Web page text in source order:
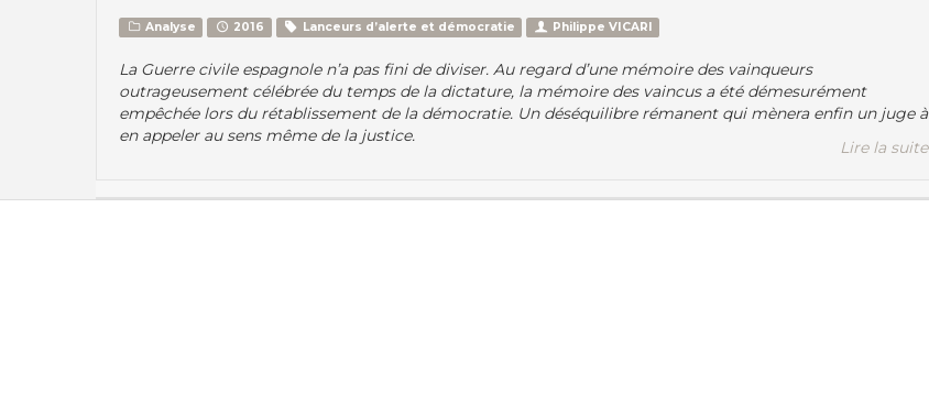
Analyse 2016 Lanceurs d’alerte et démocratie Philippe VICARI
La Guerre civile espagnole n’a pas fini de diviser. Au regard d’une mémoire des vainqueurs
outrageusement célébrée du temps de la dictature, la mémoire des vaincus a été démesurément
empêchée lors du rétablissement de la démocratie. Un déséquilibre rémanent qui mènera enfin un juge à
en appeler au sens même de la justice.
Lire la suite